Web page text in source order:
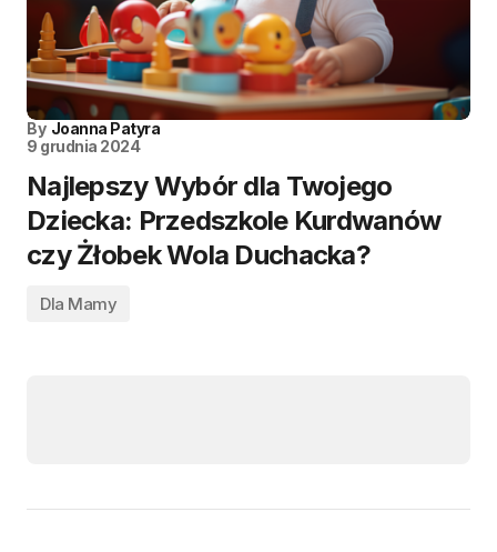
By Joanna Patyra
9 grudnia 2024
Najlepszy Wybór dla Twojego
Dziecka: Przedszkole Kurdwanów
czy Żłobek Wola Duchacka?
Dla Mamy